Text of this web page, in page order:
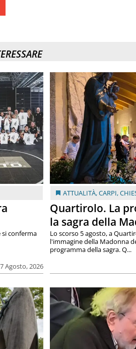
Agosto, 2026
si conferma
ATTUALITÀ,CARPI,
Quartirolo. La
la sagra della
Lo scorso 5 agosto, a
l'immagine della Madonna
programma della sagra. Q...